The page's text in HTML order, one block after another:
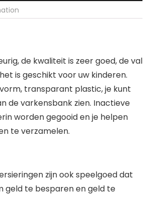
de kwaliteit is zeer goed, de val
is geschikt voor uw kinderen.
transparant plastic, je kunt
de varkensbank zien. Inactieve
worden gegooid en je helpen
te verzamelen.
zijn ook speelgoed dat
geld te besparen en geld te